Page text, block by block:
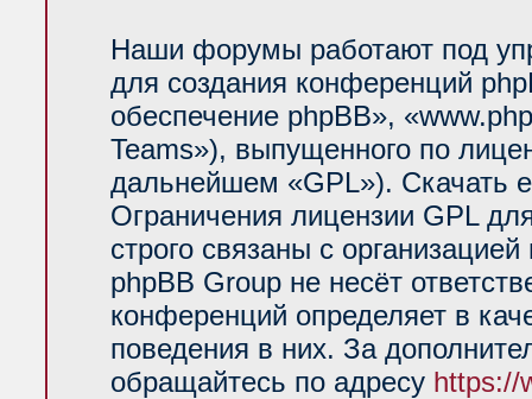
Наши форумы работают под
для создания конференций
обеспечение phpBB»,
Teams»), выпущенного по
дальнейшем «GPL»). Скачать
Ограничения лицензии GPL
строго связаны с
phpBB Group не несёт
конференций определяет в
поведения в них. За
обращайтесь по адресу https://